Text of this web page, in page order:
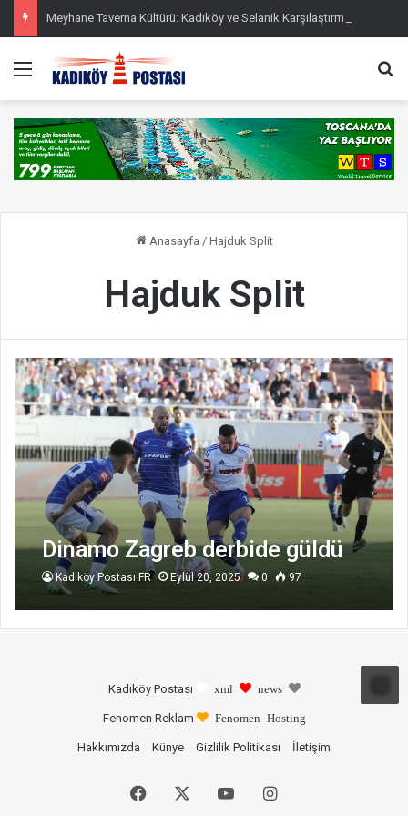
Meyhane Taverna Kültürü: Kadıköy ve Selanik Karşılaştırması
Menü
Anasayfa / Hajduk Split
Hajduk Split
Dinamo Zagreb derbide güldü
Kadıköy Postası FR Eylül 20, 2025 0 97
Kadıköy Postası xml news
Fenomen Reklam Fenomen Hosting
Hakkımızda Künye Gizlilik Politikası İletişim
Facebook YouTubeInstagram